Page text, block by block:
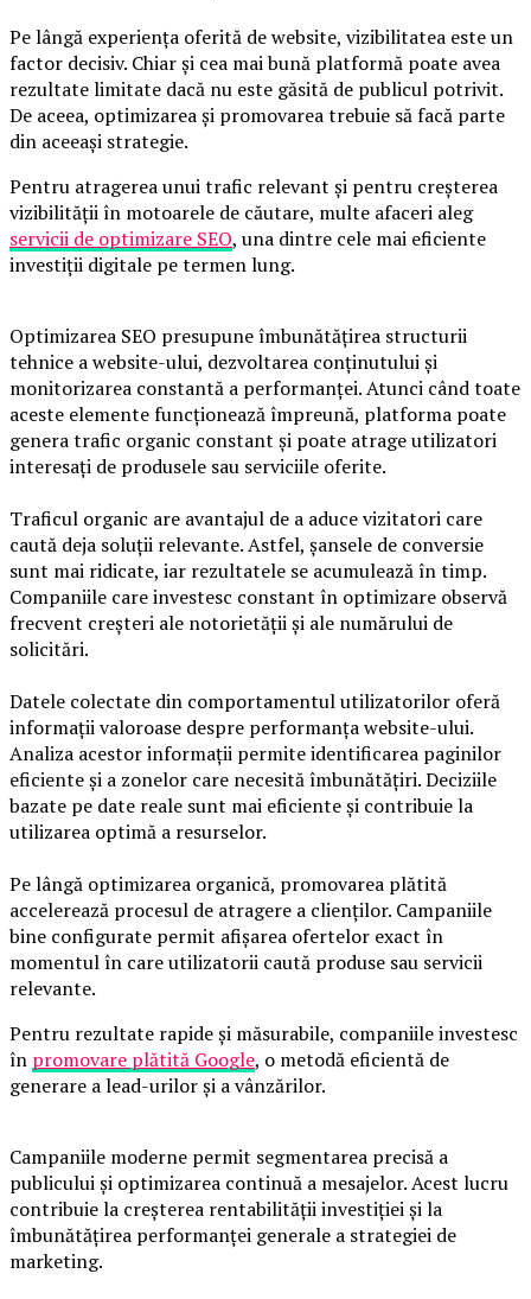
Pe lângă experiența oferită de website, vizibilitatea este un
factor decisiv. Chiar și cea mai bună platformă poate avea
rezultate limitate dacă nu este găsită de publicul potrivit.
De aceea, optimizarea și promovarea trebuie să facă parte
din aceeași strategie.
Pentru atragerea unui trafic relevant și pentru creșterea
vizibilității în motoarele de căutare, multe afaceri aleg
servicii de optimizare SEO, una dintre cele mai eficiente
investiții digitale pe termen lung.
Optimizarea SEO presupune îmbunătățirea structurii
tehnice a website-ului, dezvoltarea conținutului și
monitorizarea constantă a performanței. Atunci când toate
aceste elemente funcționează împreună, platforma poate
genera trafic organic constant și poate atrage utilizatori
interesați de produsele sau serviciile oferite.
Traficul organic are avantajul de a aduce vizitatori care
caută deja soluții relevante. Astfel, șansele de conversie
sunt mai ridicate, iar rezultatele se acumulează în timp.
Companiile care investesc constant în optimizare observă
frecvent creșteri ale notorietății și ale numărului de
solicitări.
Datele colectate din comportamentul utilizatorilor oferă
informații valoroase despre performanța website-ului.
Analiza acestor informații permite identificarea paginilor
eficiente și a zonelor care necesită îmbunătățiri. Deciziile
bazate pe date reale sunt mai eficiente și contribuie la
utilizarea optimă a resurselor.
Pe lângă optimizarea organică, promovarea plătită
accelerează procesul de atragere a clienților. Campaniile
bine configurate permit afișarea ofertelor exact în
momentul în care utilizatorii caută produse sau servicii
relevante.
Pentru rezultate rapide și măsurabile, companiile investesc
în promovare plătită Google, o metodă eficientă de
generare a lead-urilor și a vânzărilor.
Campaniile moderne permit segmentarea precisă a
publicului și optimizarea continuă a mesajelor. Acest lucru
contribuie la creșterea rentabilității investiției și la
îmbunătățirea performanței generale a strategiei de
marketing.